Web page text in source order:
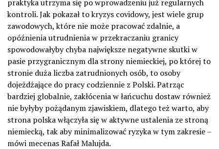
praktyka utrzyma się po wprowadzeniu już regularnych
kontroli. Jak pokazał to kryzys covidowy, jest wiele grup
zawodowych, które nie może pracować zdalnie, a
opóźnienia utrudnienia w przekraczaniu granicy
spowodowałyby chyba największe negatywne skutki w
pasie przygranicznym dla strony niemieckiej, po której to
stronie duża liczba zatrudnionych osób, to osoby
dojeżdżające do pracy codziennie z Polski. Patrząc
bardziej globalnie, zakłócenia w łańcuchu dostaw również
nie byłyby pożądanym zjawiskiem, dlatego też warto, aby
strona polska włączyła się w aktywne ustalenia ze stroną
niemiecką, tak aby minimalizować ryzyka w tym zakresie –
mówi mecenas Rafał Malujda.